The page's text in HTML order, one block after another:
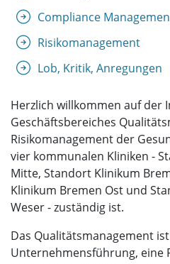
Compliance
Risikomanagement
Lob, Kritik, Anregungen
Herzlich willkommen auf der
Geschäftsbereiches
Risikomanagement der
vier kommunalen Kliniken -
Mitte, Standort Klinikum
Klinikum Bremen Ost und
Weser - zuständig ist.
Das Qualitätsmanagement
Unternehmensführung, eine